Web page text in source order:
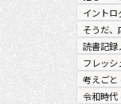
イントロ
そうだ、
読書記録
フレッシ
考えごと
令和時代